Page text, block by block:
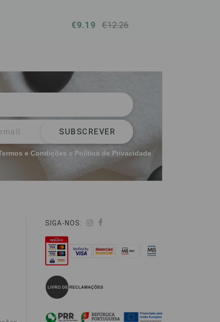
€9.19 €12.26
SUBSCREVER
e Condições e Política de Privacidade
SIGA-NOS: